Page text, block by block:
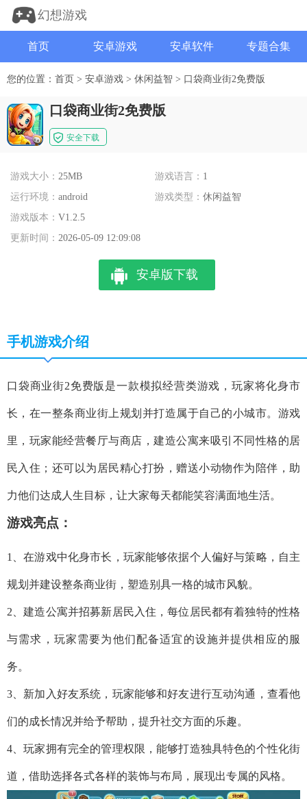
幻想游戏
首页 安卓游戏 安卓软件 专题合集
您的位置： 首页 > 安卓游戏 > 休闲益智 > 口袋商业街2免费版
口袋商业街2免费版
安全下载
游戏大小： 25MB 游戏语言： 1
运行环境： android 游戏类型：休闲益智
游戏版本： V1.2.5
更新时间： 2026-05-09 12:09:08
安卓版下载
手机游戏介绍
口袋商业街2免费版是一款模拟经营类游戏，玩家将化身市
长，在一整条商业街上规划并打造属于自己的小城市。游戏
里，玩家能经营餐厅与商店，建造公寓来吸引不同性格的居
民入住；还可以为居民精心打扮，赠送小动物作为陪伴，助
力他们达成人生目标，让大家每天都能笑容满面地生活。
游戏亮点：
1、在游戏中化身市长，玩家能够依据个人偏好与策略，自主
规划并建设整条商业街，塑造别具一格的城市风貌。
2、建造公寓并招募新居民入住，每位居民都有着独特的性格
与需求，玩家需要为他们配备适宜的设施并提供相应的服
务。
3、新加入好友系统，玩家能够和好友进行互动沟通，查看他
们的成长情况并给予帮助，提升社交方面的乐趣。
4、玩家拥有完全的管理权限，能够打造独具特色的个性化街
道，借助选择各式各样的装饰与布局，展现出专属的风格。